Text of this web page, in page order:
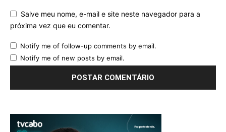
Salve meu nome, e-mail e site neste navegador para a
próxima vez que eu comentar.
Notify me of follow-up comments by email.
Notify me of new posts by email.